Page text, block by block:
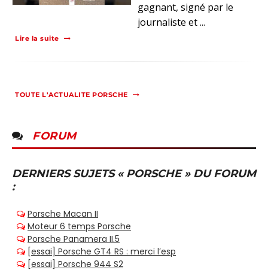
gagnant, signé par le
journaliste et ...
Lire la suite
TOUTE L'ACTUALITE PORSCHE
FORUM
DERNIERS SUJETS « PORSCHE » DU FORUM
: